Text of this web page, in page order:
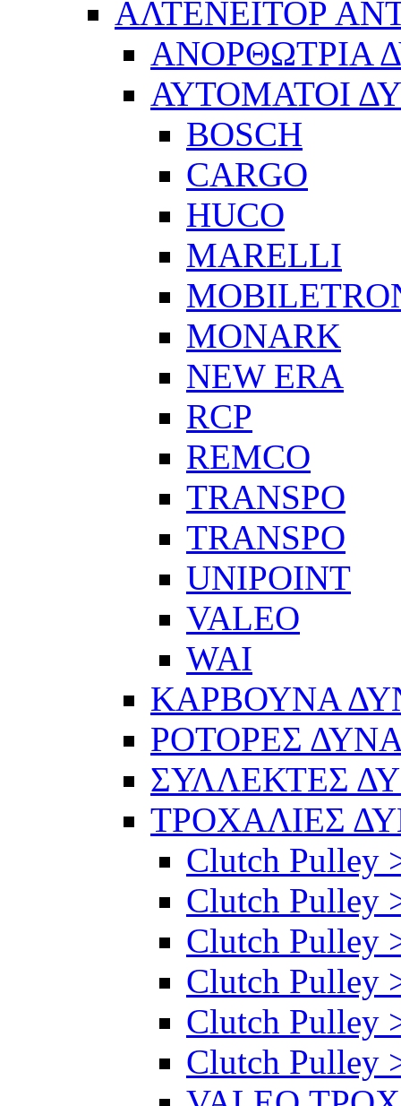
ΑΛΤΕΝΕΙΤΟΡ
ΑΝΟΡΘΩΤΡΙΑ
ΑΥΤΟΜΑΤΟΙ
BOSCH
CARGO
HUCO
MARELLI
MONARK
NEW ERA
RCP
REMCO
TRANSPO
TRANSPO
UNIPOINT
VALEO
WAI
ΚΑΡΒΟΥΝΑ
ΡΟΤΟΡΕΣ
ΣΥΛΛΕΚΤΕΣ
ΤΡΟΧΑΛΙΕΣ
Clutch Pulley
Clutch Pulley
Clutch Pulley
Clutch Pulley
Clutch Pulley
Clutch Pulley